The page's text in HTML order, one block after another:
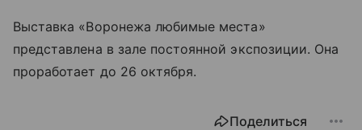
Выставка «Воронежа любимые места»
представлена в зале постоянной экспозиции. Она
проработает до 26 октября.
Поделиться